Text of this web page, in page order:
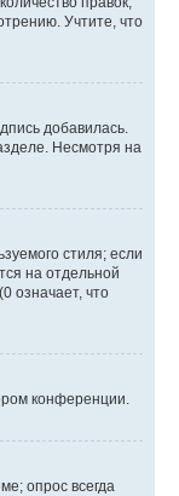
Учтите, что
добавилась.
Несмотря на
стиля; если
на отдельной
означает, что
конференции.
опрос всегда